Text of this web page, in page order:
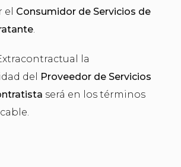
el Consumidor de Servicios de
.
la
del
Proveedor de Servicios
será en los términos